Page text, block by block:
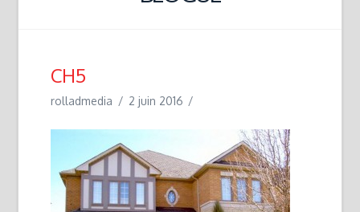
CH5
rolladmedia 2 juin 2016